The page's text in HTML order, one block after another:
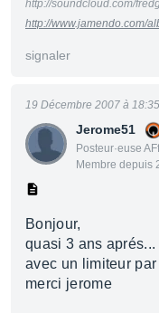
http://soundcloud.com/
http://www.jamendo.com/
signaler
Jerome51
Posteur·euse
Membre depuis
19 Décembre 2007 à 18:35
Bonjour,
quasi 3 ans
avec un limiteur
merci jerome